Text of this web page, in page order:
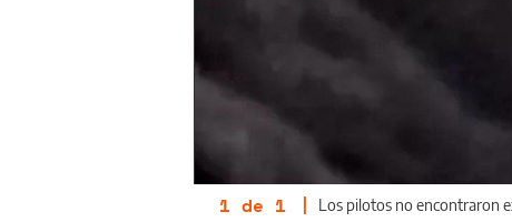
1 de 1 | Los pilotos no encontraron